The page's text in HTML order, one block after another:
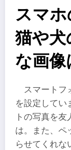
スマ
猫や犬
な画像
スマートフ
を設定して
トの写真を
は。また、ペ
らせてくれな